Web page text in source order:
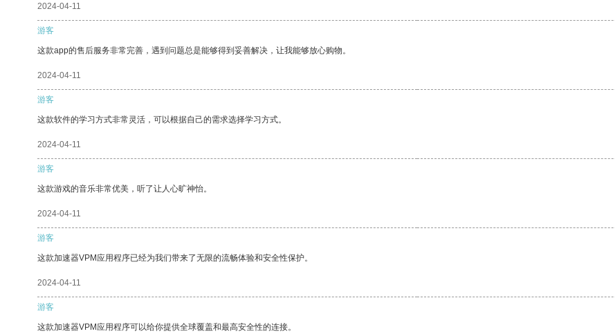
2024-04-11
游客
这款app的售后服务非常完善，遇到问题总是能够得到妥善解决，让我能够放心购物。
2024-04-11
游客
这款软件的学习方式非常灵活，可以根据自己的需求选择学习方式。
2024-04-11
游客
这款游戏的音乐非常优美，听了让人心旷神怡。
2024-04-11
游客
这款加速器VPM应用程序已经为我们带来了无限的流畅体验和安全性保护。
2024-04-11
游客
这款加速器VPM应用程序可以给你提供全球覆盖和最高安全性的连接。